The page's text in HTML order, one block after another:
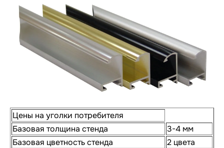
Цены на уголки потребителя
Базовая толщина стенда
3-4 мм
Базовая цветность стенда
2 цвета